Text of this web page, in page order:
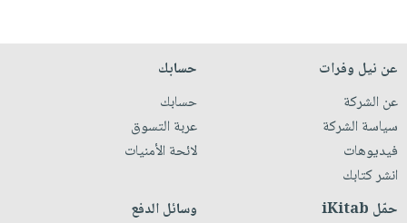
عن نيل وفرات
عن الشركة
سياسة الشركة
فيديوهات
انشر كتابك
حسابك
حسابك
عربة التسوق
لائحة الأمنيات
حمّل iKitab وسائل الدفع